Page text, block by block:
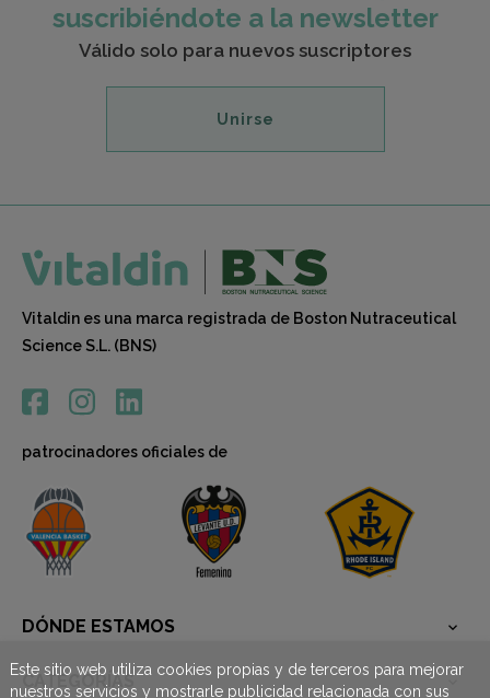
Este sitio web utiliza cookies propias y de terceros para mejorar
nuestros servicios y mostrarle publicidad relacionada con sus
suscribiéndote a la newsletter
Válido solo para nuevos suscriptores
Unirse
Vitaldin es una marca registrada de Boston Nutraceutical
Science S.L. (BNS)
patrocinadores oficiales de
DÓNDE ESTAMOS 
CATEGORÍAS